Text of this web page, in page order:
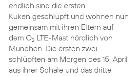
endlich sind die ersten
Küken geschlüpft und wohnen nun
gemeinsam mit ihren Eltern auf
dem O2LTE-Mast nördlich von
München. Die ersten zwei
schlüpften am Morgen des 15. April
aus ihrer Schale und das dritte